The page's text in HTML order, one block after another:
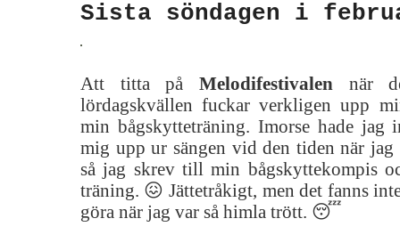
Sista söndagen i
Att titta på Melodifestivalennär
lördagskvällen fuckar verkligen upp
min bågskytteträning. Imorse hade jag
mig upp ur sängen vid den tiden när
så jag skrev till min bågskyttekompis
träning. 😖 Jättetråkigt, men det fanns
göra när jag var så himla trött. 😴